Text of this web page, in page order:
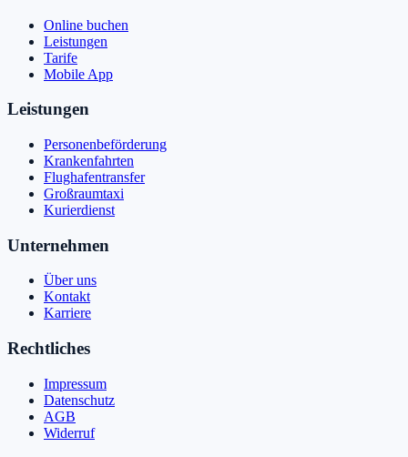
Online buchen
Leistungen
Tarife
Mobile App
Leistungen
Personenbeförderung
Krankenfahrten
Flughafentransfer
Großraumtaxi
Kurierdienst
Unternehmen
Über uns
Kontakt
Karriere
Rechtliches
Impressum
Datenschutz
AGB
Widerruf